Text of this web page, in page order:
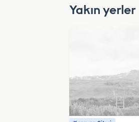
Yakın yerler